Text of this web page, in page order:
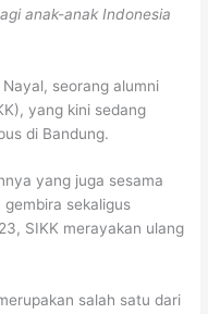
anak-anak Indonesia
seorang alumni
yang kini sedang
di Bandung.
yang juga sesama
sekaligus
SIKK merayakan ulang
salah satu dari